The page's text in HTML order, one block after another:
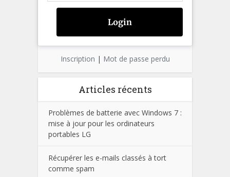
Inscription | Mot de passe perdu
Articles récents
Problèmes de batterie avec Windows 7 :
mise à jour pour les ordinateurs
portables LG
Récupérer les e-mails classés à tort
comme spam